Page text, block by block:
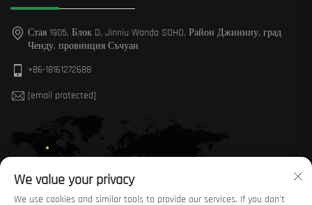
Стая 1905, Блок D, Jinniu Wanda SOHO, Район Джинниу, град
Ченду, провинция Съчуан
+86-18161272688
[email protected]
We value your privacy
We use cookies and similar tools to provide our services. If you don't